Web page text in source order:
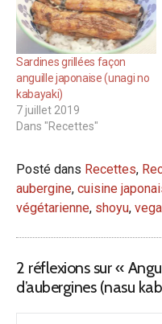
Sardines grillées façon
anguille japonaise (unagi no
kabayaki)
7 juillet 2019
Dans "Recettes"
Posté dans Recettes,
aubergine, cuisine
végétarienne, shoyu,
2 réflexions sur «
d’aubergines (nasu